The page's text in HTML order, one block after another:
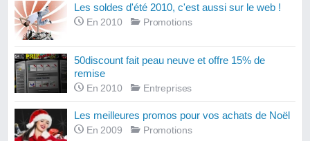
Les soldes d'été 2010, c'est aussi sur le web !
En 2010 Promotions
50discount fait peau neuve et offre 15% de
remise
En 2010 Entreprises
Les meilleures promos pour vos achats de Noël
En 2009 Promotions